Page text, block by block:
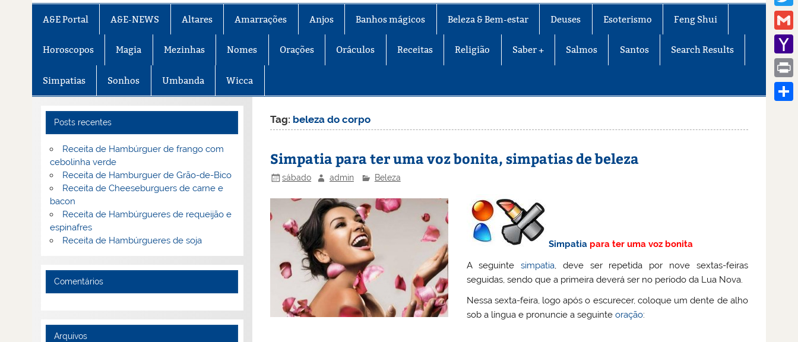
A&E Portal A&E-NEWS Altares Amarrações Anjos Banhos mágicos Beleza & Bem-estar Deuses Esoterismo Feng Shui
Horoscopos Magia Mezinhas Nomes Orações Oráculos Receitas Religião Saber + Salmos Santos Search Results
Simpatias Sonhos Umbanda Wicca
Tag: beleza do corpo
Simpatia para ter uma voz bonita, simpatias de beleza
sábado admin Beleza
Simpatiapara ter uma voz bonita
A seguintesimpatia, deve ser repetida por nove sextas-feiras
seguidas, sendo que a primeira deverá ser no período da Lua Nova.
Nessa sexta-feira, logo após o escurecer, coloque um dente de alho
sob a língua e pronuncie a seguinte oração:
Posts recentes
Receita de Hambúrguer de frango com
cebolinha verde
Receita de Hamburguer de Grão-de-Bico
Receita de Cheeseburguers de carne e
bacon
Receita de Hambúrgueres de requeijão e
espinafres
Receita de Hambúrgueres de soja
Comentários
Arquivos
Gmail
Mail
Print